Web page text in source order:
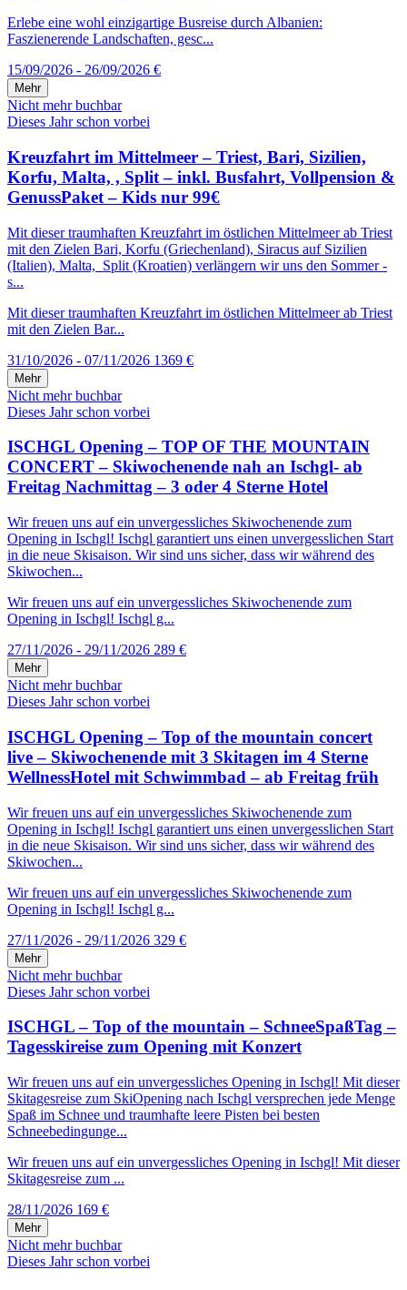
Erlebe eine wohl einzigartige Busreise durch Albanien:
Faszienerende Landschaften, gesc...
15/09/2026 - 26/09/2026 €
Mehr
Nicht mehr buchbar
Dieses Jahr schon vorbei
Kreuzfahrt im Mittelmeer – Triest, Bari, Sizilien,
Korfu, Malta, , Split – inkl. Busfahrt, Vollpension &
GenussPaket – Kids nur 99€
Mit dieser traumhaften Kreuzfahrt im östlichen Mittelmeer ab Triest
mit den Zielen Bari, Korfu (Griechenland), Siracus auf Sizilien
(Italien), Malta, Split (Kroatien) verlängern wir uns den Sommer -
s...
Mit dieser traumhaften Kreuzfahrt im östlichen Mittelmeer ab Triest
mit den Zielen Bar...
31/10/2026 - 07/11/2026 1369 €
Mehr
Nicht mehr buchbar
Dieses Jahr schon vorbei
ISCHGL Opening – TOP OF THE MOUNTAIN
CONCERT – Skiwochenende nah an Ischgl- ab
Freitag Nachmittag – 3 oder 4 Sterne Hotel
Wir freuen uns auf ein unvergessliches Skiwochenende zum
Opening in Ischgl! Ischgl garantiert uns einen unvergesslichen Start
in die neue Skisaison. Wir sind uns sicher, dass wir während des
Skiwochen...
Wir freuen uns auf ein unvergessliches Skiwochenende zum
Opening in Ischgl! Ischgl g...
27/11/2026 - 29/11/2026 289 €
Mehr
Nicht mehr buchbar
Dieses Jahr schon vorbei
ISCHGL Opening – Top of the mountain concert
live – Skiwochenende mit 3 Skitagen im 4 Sterne
WellnessHotel mit Schwimmbad – ab Freitag früh
Wir freuen uns auf ein unvergessliches Skiwochenende zum
Opening in Ischgl! Ischgl garantiert uns einen unvergesslichen Start
in die neue Skisaison. Wir sind uns sicher, dass wir während des
Skiwochen...
Wir freuen uns auf ein unvergessliches Skiwochenende zum
Opening in Ischgl! Ischgl g...
27/11/2026 - 29/11/2026 329 €
Mehr
Nicht mehr buchbar
Dieses Jahr schon vorbei
ISCHGL – Top of the mountain – SchneeSpaßTag –
Tagesskireise zum Opening mit Konzert
Wir freuen uns auf ein unvergessliches Opening in Ischgl! Mit dieser
Skitagesreise zum SkiOpening nach Ischgl versprechen jede Menge
Spaß im Schnee und traumhafte leere Pisten bei besten
Schneebedingunge...
Wir freuen uns auf ein unvergessliches Opening in Ischgl! Mit dieser
Skitagesreise zum ...
28/11/2026 169 €
Mehr
Nicht mehr buchbar
Dieses Jahr schon vorbei